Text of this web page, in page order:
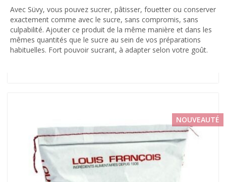
Avec Süvy, vous pouvez sucrer, pâtisser, fouetter ou conserver
exactement comme avec le sucre, sans compromis, sans
culpabilité. Ajouter ce produit de la même manière et dans les
mêmes quantités que le sucre au sein de vos préparations
habituelles. Fort pouvoir sucrant, à adapter selon votre goût.
NOUVEAUTÉ